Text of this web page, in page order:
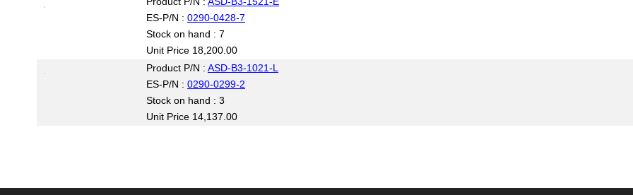
ES-P/N : 0290-0428-7
Stock on hand : 7
Unit Price 18,200.00
Product P/N : ASD-B3-1021-L
ES-P/N : 0290-0299-2
Stock on hand : 3
Unit Price 14,137.00